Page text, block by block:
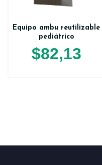
Equipo ambu reutilizable
pediátrico
$82,13